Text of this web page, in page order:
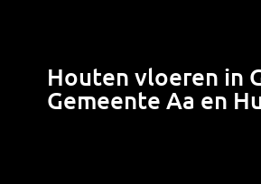
Houten vloeren in
Gemeente Aa en